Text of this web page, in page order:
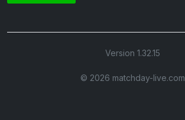
Version 1.32.15
©︎ 2026 matchday-live.com